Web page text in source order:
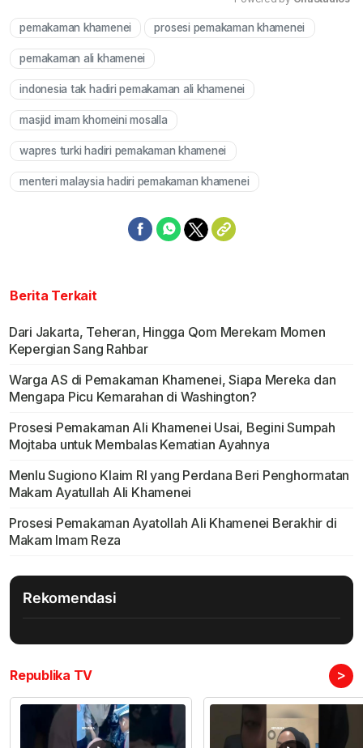
Mute
pemakaman khamenei prosesi pemakaman khamenei
pemakaman ali khamenei
indonesia tak hadiri pemakaman ali khamenei
masjid imam khomeini mosalla
wapres turki hadiri pemakaman khamenei
menteri malaysia hadiri pemakaman khamenei
Berita Terkait
Dari Jakarta, Teheran, Hingga Qom Merekam Momen
Kepergian Sang Rahbar
Warga AS di Pemakaman Khamenei, Siapa Mereka dan
Mengapa Picu Kemarahan di Washington?
Prosesi Pemakaman Ali Khamenei Usai, Begini Sumpah
Mojtaba untuk Membalas Kematian Ayahnya
Menlu Sugiono Klaim RI yang Perdana Beri Penghormatan
Makam Ayatullah Ali Khamenei
Prosesi Pemakaman Ayatollah Ali Khamenei Berakhir di
Makam Imam Reza
Rekomendasi
Republika TV >